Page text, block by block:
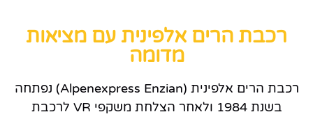
רכבת הרים אלפינית עם מציאות
מדומה
רכבת הרים אלפינית (Alpenexpress Enzian) נפתחה
בשנת 1984 ולאחר הצלחת משקפי VR לרכבת